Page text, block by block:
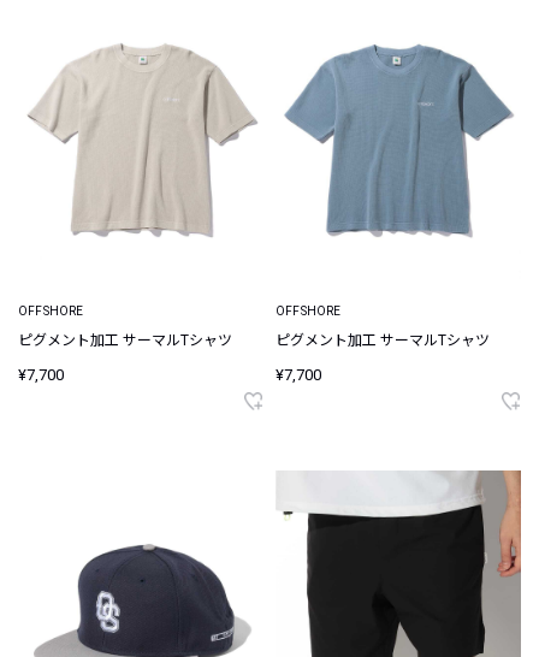
OFFSHORE
ピグメント加工 サーマルTシャツ
¥7,700
OFFSHORE
ピグメント加工 サーマルTシャツ
¥7,700